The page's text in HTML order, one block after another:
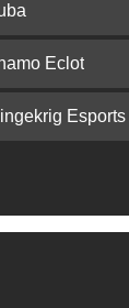
Eclot
Esports